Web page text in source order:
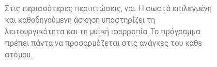
Στις περισσότερες περιπτώσεις, ναι. Η σωστά επιλεγμένη
και καθοδηγούμενη άσκηση υποστηρίζει τη
λειτουργικότητα και τη μυϊκή ισορροπία. Το πρόγραμμα
πρέπει πάντα να προσαρμόζεται στις ανάγκες του κάθε
ατόμου.